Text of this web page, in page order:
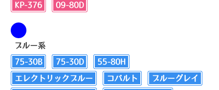
KP-376 09-80D
ブルー系
75-30B 75-30D 55-80H
エレクトリックブルー コバルト ブルーグレイ